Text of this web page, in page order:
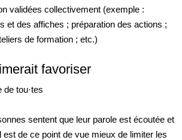
validées collectivement (exemple :
et des affiches ; préparation des actions ;
de formation ; etc.)
favoriser
de tou·tes
sentent que leur parole est écoutée et
est de ce point de vue mieux de limiter les